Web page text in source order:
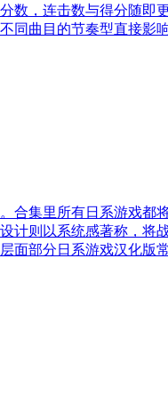
数，连击数与得分随
同曲目的节奏型直接
合集里所有日系游戏
计则以系统感著称，
部分日系游戏汉化